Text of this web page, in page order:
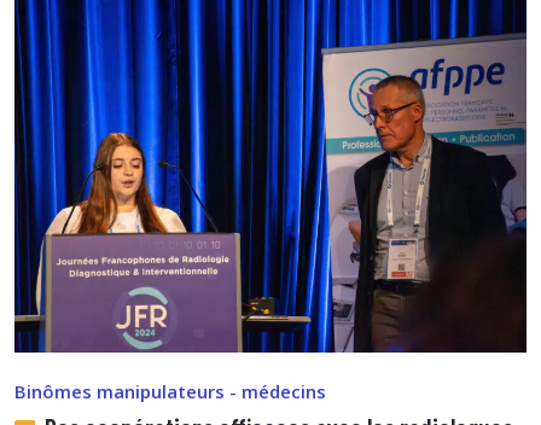
Binômes manipulateurs - médecins